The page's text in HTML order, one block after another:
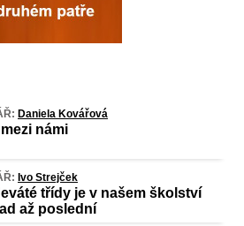
Daniela Kovářová
námi
Ivo Strejček
třídy je v našem školství
až poslední